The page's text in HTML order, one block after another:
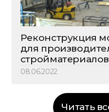
Реконструкция
для
08.06.2022
Читать